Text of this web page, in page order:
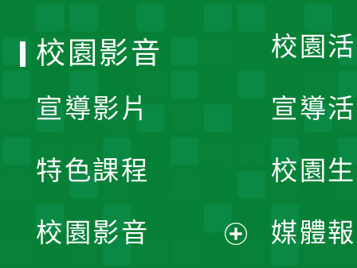
校園
宣導
校園
媒體
校園影音
宣導影片
特色課程
校園影音